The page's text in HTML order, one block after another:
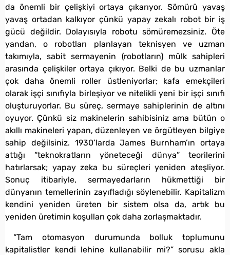
da önemli bir çelişkiyi ortaya çıkarıyor. Sömürü yavaş
yavaş ortadan kalkıyor çünkü yapay zekalı robot bir iş
gücü değildir. Dolayısıyla robotu sömüremezsiniz. Öte
yandan, o robotları planlayan teknisyen ve uzman
takımıyla, sabit sermayenin (robotların) mülk sahipleri
arasında çelişkiler ortaya çıkıyor. Belki de bu uzmanlar
çok daha önemli roller üstleniyorlar; kafa emekçileri
olarak işçi sınıfıyla birleşiyor ve nitelikli yeni bir işçi sınıfı
oluşturuyorlar. Bu süreç, sermaye sahiplerinin de altını
oyuyor. Çünkü siz makinelerin sahibisiniz ama bütün o
akıllı makineleri yapan, düzenleyen ve örgütleyen bilgiye
sahip değilsiniz. 1930’larda James Burnham’ın ortaya
attığı “teknokratların yöneteceği dünya” teorilerini
hatırlarsak; yapay zeka bu süreçleri yeniden ateşliyor.
Sonuç itibariyle, sermayedarların hükmettiği bir
dünyanın temellerinin zayıfladığı söylenebilir. Kapitalizm
kendini yeniden üreten bir sistem olsa da, artık bu
yeniden üretimin koşulları çok daha zorlaşmaktadır.
“Tam otomasyon durumunda bolluk toplumunu
kapitalistler kendi lehine kullanabilir mi?” sorusu akla